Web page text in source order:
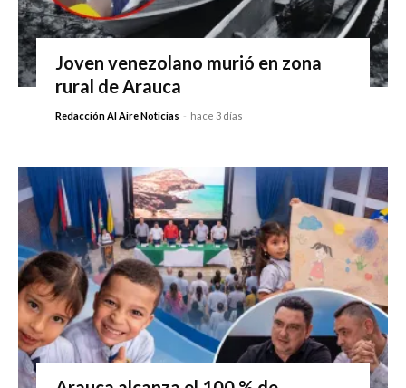
Joven venezolano murió en zona
rural de Arauca
Redacción Al Aire Noticias - hace 3 días